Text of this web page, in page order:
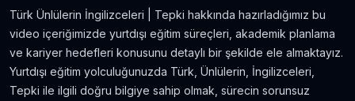
Evde Dil Öğren
İngilizce Öğrenmek için 30 Youtube Kanalı
Türk Ünlülerin İngilizceleri | Tepki hakkında hazırladığımız bu
video içeriğimizde yurtdışı eğitim süreçleri, akademik planlama
ve kariyer hedefleri konusunu detaylı bir şekilde ele almaktayız.
Yurtdışı eğitim yolculuğunuzda Türk, Ünlülerin, İngilizceleri,
Tepki ile ilgili doğru bilgiye sahip olmak, sürecin sorunsuz